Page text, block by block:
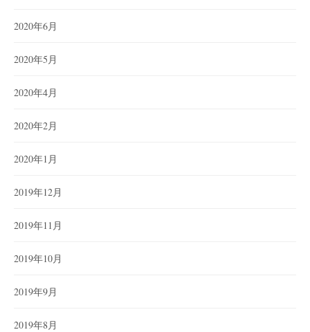
2020年6月
2020年5月
2020年4月
2020年2月
2020年1月
2019年12月
2019年11月
2019年10月
2019年9月
2019年8月